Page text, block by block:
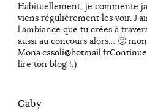
Habituellement, je commente
viens régulièrement les voir.
l'ambiance que tu crées à
aussi au concours alors… 🙂
Mona.casoli@hotmail.frContinue
lire ton blog !:)
Gaby